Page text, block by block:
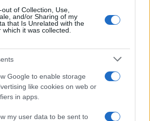
of Collection, Use,
and/or Sharing of my
that Is Unrelated with the
it was collected.
Google to enable storage
like cookies on web or
in apps.
my user data to be sent to